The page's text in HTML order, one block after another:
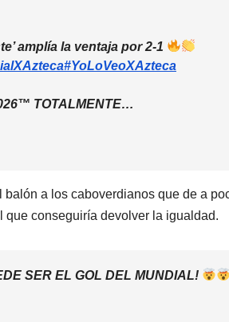
amplía la ventaja por 2-1
#YoLoVeoXAzteca
™️ TOTALMENTE…
a los caboverdianos que de a
que conseguiría devolver la igualdad.
SER EL GOL DEL MUNDIAL!